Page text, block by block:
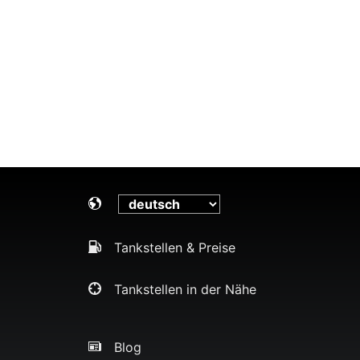
Tankstellen & Preise
Tankstellen in der Nähe
Blog